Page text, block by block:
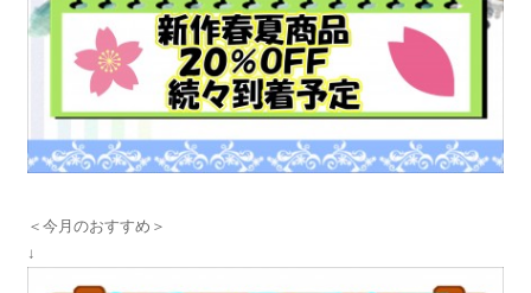
＜今月のおすすめ＞
↓